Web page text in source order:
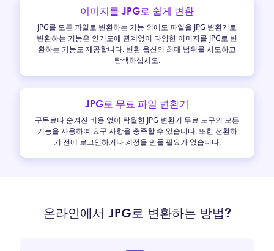
이미지를 JPG로 쉽게 변환
JPG를 모든 파일로 변환하는 기능 외에도 파일을 JPG 변환기로
변환하는 기능은 인기도에 관계없이 다양한 이미지를 JPG로 변
환하는 기능도 제공합니다. 변환 옵션의 최대 범위를 시도하고
탐색하십시오.
JPG로 무료 파일 변환기
구독료나 숨겨진 비용 없이 탁월한 JPG 변환기 무료 도구의 모든
기능을 사용하여 요구 사항을 충족할 수 있습니다. 또한 전환하
기 전에 로그인하거나 계정을 만들 필요가 없습니다.
온라인에서 JPG로 변환하는 방법?